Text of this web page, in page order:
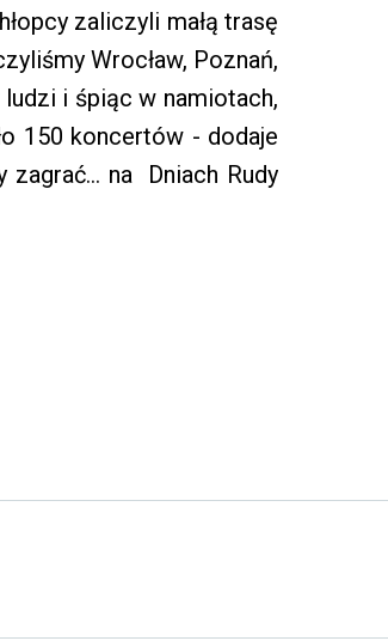
zaliczyli małą trasę
Wrocław, Poznań,
i śpiąc w namiotach,
150 koncertów - dodaje
zagrać… na Dniach Rudy